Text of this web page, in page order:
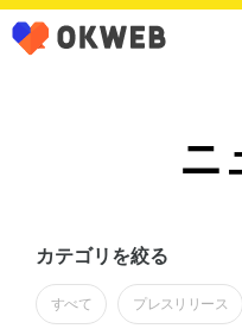
ニ
カテゴリを絞る
すべて プレスリリース